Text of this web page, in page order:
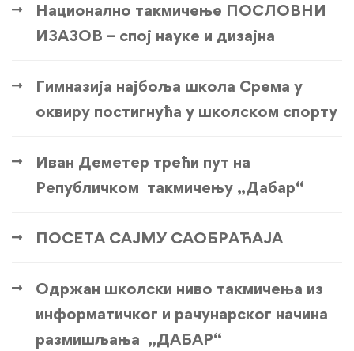
Национално такмичење ПОСЛОВНИ
ИЗАЗОВ – спој науке и дизајна
Гимназија најбоља школа Срема у
оквиру постигнућа у школском спорту
Иван Деметер трећи пут на
Републичком такмичењу „Дабар“
ПОСЕТА САЈМУ САОБРАЋАЈА
Одржан школски ниво такмичења из
информатичког и рачунарског начина
размишљања „ДАБАР“